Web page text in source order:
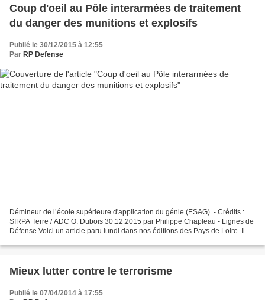
Coup d'oeil au Pôle interarmées de traitement
du danger des munitions et explosifs
Publié le 30/12/2015 à 12:55
Par RP Defense
Démineur de l’école supérieure d'application du génie (ESAG). - Crédits :
SIRPA Terre / ADC O. Dubois 30.12.2015 par Philippe Chapleau - Lignes de
Défense Voici un article paru lundi dans nos éditions des Pays de Loire. Il
Mieux lutter contre le terrorisme
Publié le 07/04/2014 à 17:55